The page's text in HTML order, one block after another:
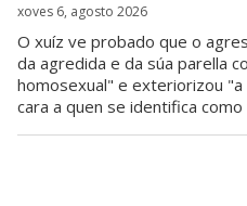
xoves 6, agosto 2026
O xuíz ve probado que o
da agredida e da súa parella
homosexual" e exteriorizou
cara a quen se identifica como